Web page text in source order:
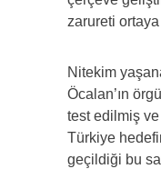
zarureti ortaya
Nitekim
Öcalan’ın
test edilmiş
Türkiye
geçildiği bu